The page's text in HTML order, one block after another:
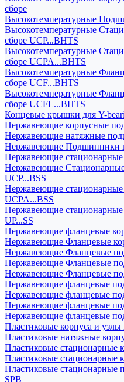
сборе
Высокотемпературные
Высокотемпературные
сборе UCP...BHTS
Высокотемпературные
сборе UCPA...BHTS
Высокотемпературные
сборе UCF...BHTS
Высокотемпературные
сборе UCFL...BHTS
Концевые крышки для Y-
Нержавеющие корпусные
Нержавеющие натяжные
Нержавеющие Подшипники
Нержавеющие стационарные
Нержавеющие
UCP...BSS
Нержавеющие
UCPA...BSS
Нержавеющие
UP...SS
Нержавеющие фланцевые
Нержавеющие Фланцевые
Нержавеющие Фланцевые
Нержавеющие Фланцевые
Нержавеющие Фланцевые
Нержавеющие фланцевые
Нержавеющие фланцевые
Нержавеющие фланцевые
Нержавеющие фланцевые
Пластиковые корпуса и узлы
Пластиковые натяжные
Пластиковые стационарные
Пластиковые стационарные
Пластиковые стационарные
SPB